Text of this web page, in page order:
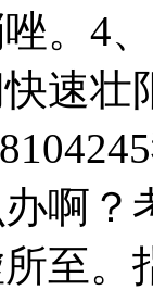
。4
速壮
啊
至。